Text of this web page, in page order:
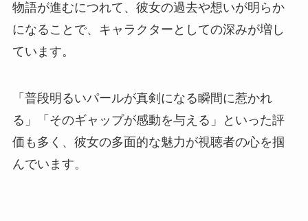
物語が進むにつれて、彼女の過去や想いが明らか
になることで、キャラクターとしての深みが増し
ています。
「普段明るいパールが真剣になる瞬間に惹かれ
る」「そのギャップが感動を与える」といった評
価も多く、彼女の多面的な魅力が視聴者の心を掴
んでいます。